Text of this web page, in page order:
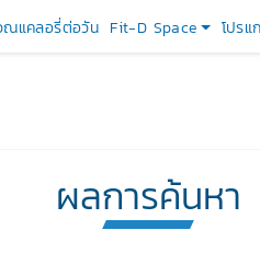
ณแคลอรี่ต่อวัน Fit-D Space โปร
ผลการค้นหา